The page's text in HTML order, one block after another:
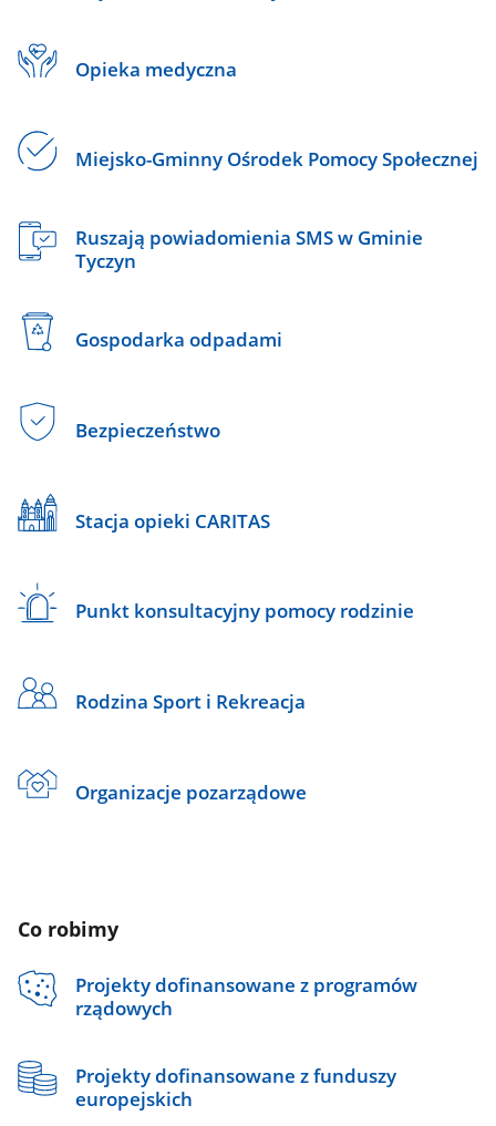
Opieka medyczna
Miejsko-Gminny Ośrodek Pomocy Społecznej
Ruszają powiadomienia SMS w Gminie
Tyczyn
Gospodarka odpadami
Bezpieczeństwo
Stacja opieki CARITAS
Punkt konsultacyjny pomocy rodzinie
Rodzina Sport i Rekreacja
Organizacje pozarządowe
Co robimy
Projekty dofinansowane z programów
rządowych
Projekty dofinansowane z funduszy
europejskich